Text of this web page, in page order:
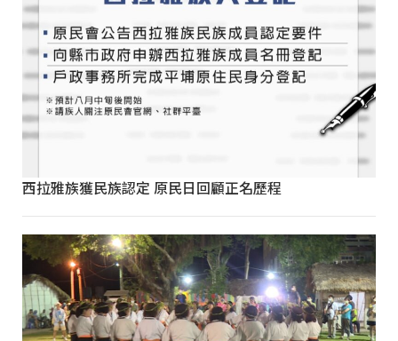
西拉雅族獲民族認定 原民日回顧正名歷程